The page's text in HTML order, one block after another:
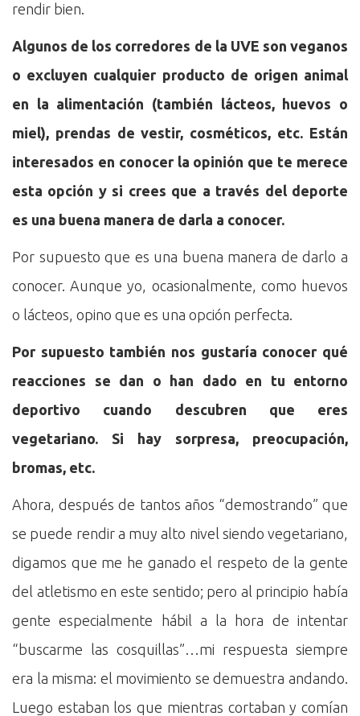
rendir bien.
Algunos de los corredores de la UVE son veganos
o excluyen cualquier producto de origen animal
en la alimentación (también lácteos, huevos o
miel), prendas de vestir, cosméticos, etc. Están
interesados en conocer la opinión que te merece
esta opción y si crees que a través del deporte
es una buena manera de darla a conocer.
Por supuesto que es una buena manera de darlo a
conocer. Aunque yo, ocasionalmente, como huevos
o lácteos, opino que es una opción perfecta.
Por supuesto también nos gustaría conocer qué
reacciones se dan o han dado en tu entorno
deportivo cuando descubren que eres
vegetariano. Si hay sorpresa, preocupación,
bromas, etc.
Ahora, después de tantos años “demostrando” que
se puede rendir a muy alto nivel siendo vegetariano,
digamos que me he ganado el respeto de la gente
del atletismo en este sentido; pero al principio había
gente especialmente hábil a la hora de intentar
“buscarme las cosquillas”…mi respuesta siempre
era la misma: el movimiento se demuestra andando.
Luego estaban los que mientras cortaban y comían